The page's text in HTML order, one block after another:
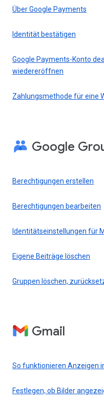
Über Google Payments
Identität bestätigen
Google Payments-Konto
wiedereröffnen
Zahlungsmethode für eine
Google
Berechtigungen erstellen
Berechtigungen bearbeiten
Identitätseinstellungen für
Eigene Beiträge löschen
Gruppen löschen,
Gmail
So funktionieren Anzeigen
Festlegen, ob Bilder